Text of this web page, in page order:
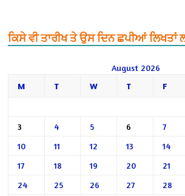
ਕਿਸੇ ਵੀ ਤਾਰੀਖ ਤੇ ਉਸ ਦਿਨ ਛਪੀਆਂ
August 2026
M
T W T F
3
4 5 6 7
10
11 12 13 14
17
18 19 20 21
24
25 26 27 28